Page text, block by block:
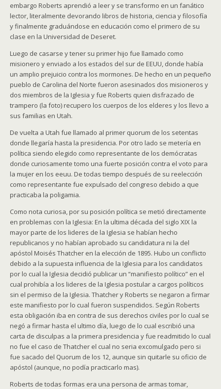
embargo Roberts aprendió a leer y se transformo en un fanático
lector, literalmente devorando libros de historia, ciencia y filosofía
y finalmente graduándose en educación como el primero de su
clase en la Universidad de Deseret.
Luego de casarse y tener su primer hijo fue llamado como
misionero y enviado a los estados del sur de EEUU, donde había
un amplio prejuicio contra los mormones. De hecho en un pequeño
pueblo de Carolina del Norte fueron asesinados dos misioneros y
dos miembros de la Iglesia y fue Roberts quien disfrazado de
trampero (la foto) recupero los cuerpos de los elderes y los llevo a
sus familias en Utah.
De vuelta a Utah fue llamado al primer quorum de los setentas
donde llegaría hasta la presidencia. Por otro lado se metería en
política siendo elegido como representante de los demócratas
donde curiosamente tomo una fuerte posición contra el voto para
la mujer en los eeuu. De todas tiempo después de su reelección
como representante fue expulsado del congreso debido a que
practicaba la poligamia.
Como nota curiosa, por su posición política se metió directamente
en problemas con la Iglesia: En la ultima década del siglo XIX la
mayor parte de los lideres de la Iglesia se habían hecho
republicanos y no habían aprobado su candidatura ni la del
apóstol Moisés Thatcher en la elección de 1895. Hubo un conflicto
debido a la supuesta influencia de la Iglesia para los candidatos
por lo cual la Iglesia decidió publicar un “manifiesto político” en el
cual prohibía a los lideres de la Iglesia postular a cargos políticos
sin el permiso de la Iglesia. Thatcher y Roberts se negaron a firmar
este manifiesto por lo cual fueron suspendidos. Según Roberts
esta obligación iba en contra de sus derechos civiles por lo cual se
negó a firmar hasta el ultimo día, luego de lo cual escribió una
carta de disculpas a la primera presidencia y fue readmitido lo cual
no fue el caso de Thatcher el cual no seria excomulgado pero si
fue sacado del Quorum de los 12, aunque sin quitarle su oficio de
apóstol (aunque, no podía practicarlo mas).
Roberts de todas formas era una persona de armas tomar,